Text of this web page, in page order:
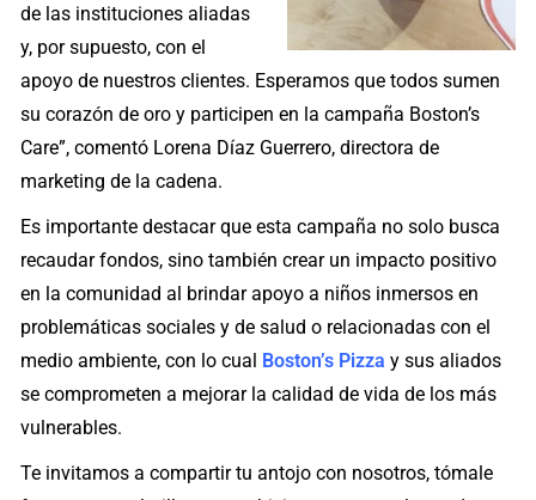
de las instituciones aliadas
y, por supuesto, con el
apoyo de nuestros clientes. Esperamos que todos sumen
su corazón de oro y participen en la campaña Boston’s
Care”, comentó Lorena Díaz Guerrero, directora de
marketing de la cadena.
Es importante destacar que esta campaña no solo busca
recaudar fondos, sino también crear un impacto positivo
en la comunidad al brindar apoyo a niños inmersos en
problemáticas sociales y de salud o relacionadas con el
medio ambiente, con lo cual Boston’s Pizza y sus aliados
se comprometen a mejorar la calidad de vida de los más
vulnerables.
Te invitamos a compartir tu antojo con nosotros, tómale